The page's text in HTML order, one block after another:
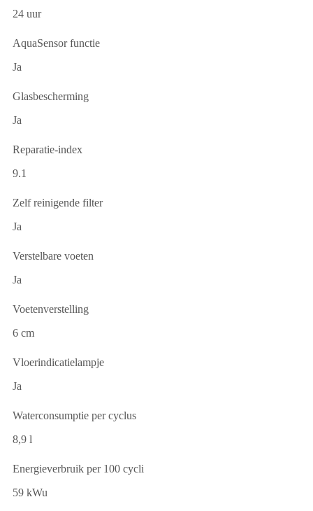
24 uur
AquaSensor functie
Ja
Glasbescherming
Ja
Reparatie-index
9.1
Zelf reinigende filter
Ja
Verstelbare voeten
Ja
Voetenverstelling
6 cm
Vloerindicatielampje
Ja
Waterconsumptie per cyclus
8,9 l
Energieverbruik per 100 cycli
59 kWu